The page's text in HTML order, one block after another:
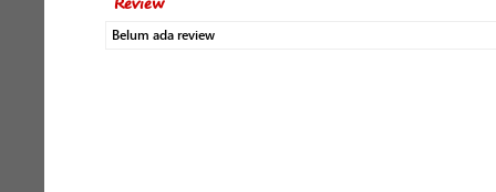
Review
Belum ada review